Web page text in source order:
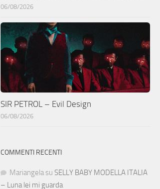
06/08/2026
SIR PETROL – Evil Design
06/08/2026
COMMENTI RECENTI
Mariangela su SELLY BABY MODELLA ITALIA
– Luna lei mi guarda